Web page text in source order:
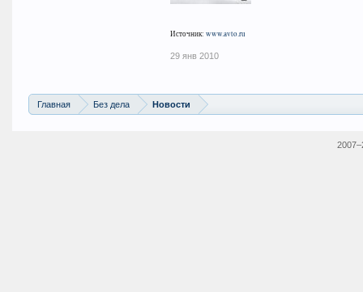
Источник: www.avto.ru
29 янв 2010
Главная Без дела Новости
2007–